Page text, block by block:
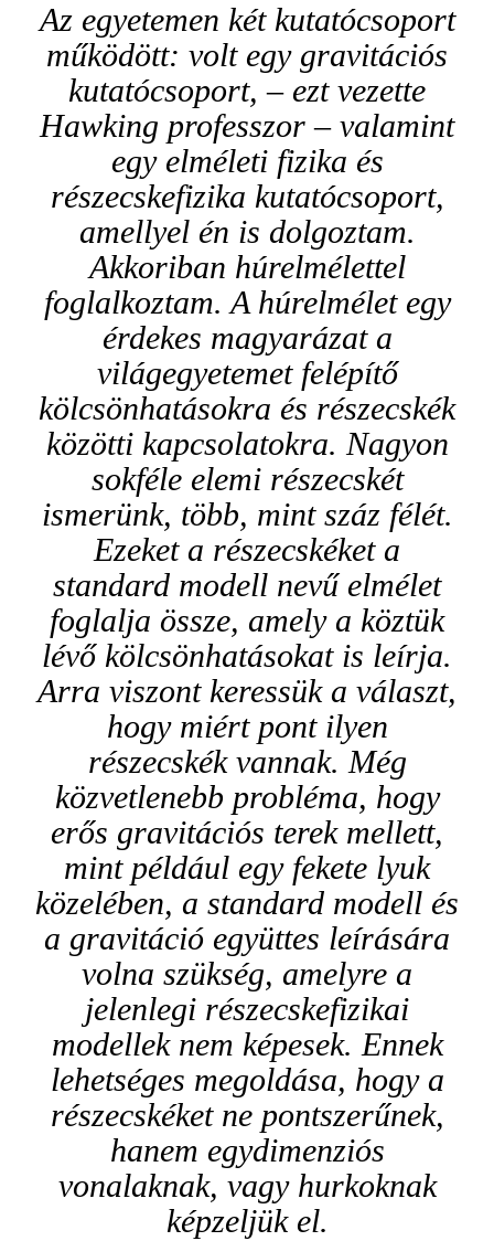
Az egyetemen két kutatócsoport
működött: volt egy gravitációs
kutatócsoport, – ezt vezette
Hawking professzor – valamint
egy elméleti fizika és
részecskefizika kutatócsoport,
amellyel én is dolgoztam.
Akkoriban húrelmélettel
foglalkoztam. A húrelmélet egy
érdekes magyarázat a
világegyetemet felépítő
kölcsönhatásokra és részecskék
közötti kapcsolatokra. Nagyon
sokféle elemi részecskét
ismerünk, több, mint száz félét.
Ezeket a részecskéket a
standard modell nevű elmélet
foglalja össze, amely a köztük
lévő kölcsönhatásokat is leírja.
Arra viszont keressük a választ,
hogy miért pont ilyen
részecskék vannak. Még
közvetlenebb probléma, hogy
erős gravitációs terek mellett,
mint például egy fekete lyuk
közelében, a standard modell és
a gravitáció együttes leírására
volna szükség, amelyre a
jelenlegi részecskefizikai
modellek nem képesek. Ennek
lehetséges megoldása, hogy a
részecskéket ne pontszerűnek,
hanem egydimenziós
vonalaknak, vagy hurkoknak
képzeljük el.